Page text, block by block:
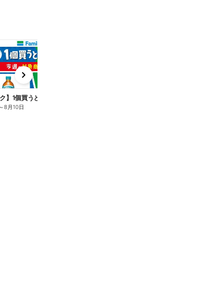
ク】1個買うと1個もらえる/麦茶
～8月10日
e
x
t